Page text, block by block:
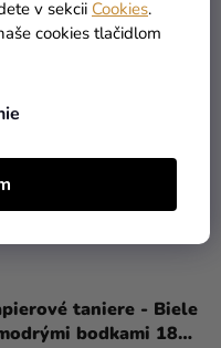
v sekcii Cookies.
cookies tlačidlom
taniere - Biele
bodkami 18